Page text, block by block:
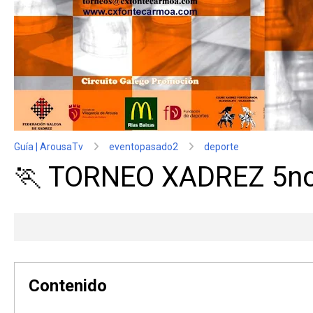
Guía | ArousaTv eventopasado2 deporte
🏃 TORNEO XADREZ
Contenido